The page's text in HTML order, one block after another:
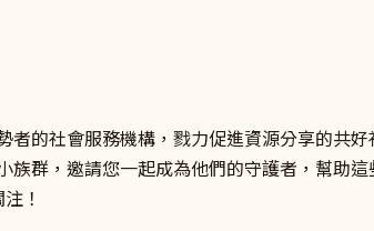
的社會服務機構，戮力促進資源分享的共
族群，邀請您一起成為他們的守護者，幫助
！